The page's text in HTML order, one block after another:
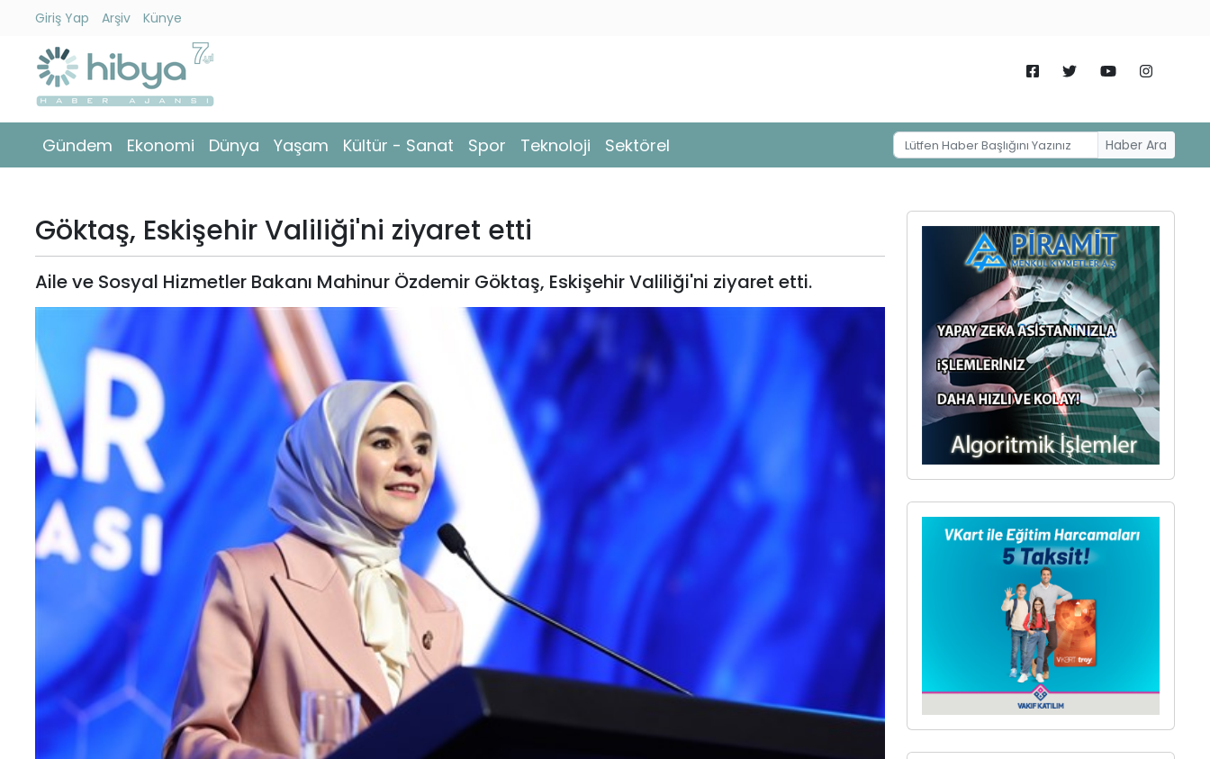
Giriş Yap Arşiv Künye
Gündem Ekonomi Dünya Yaşam Kültür - Sanat Spor Teknoloji Sektörel Haber Ara
Gündem
Ekonomi
Yaşam
Kültür
Sanat
Spor
Teknoloji
Sektörel
Arşiv
Göktaş, Eskişehir Valiliği'ni ziyaret etti
Aile ve Sosyal Hizmetler Bakanı Mahinur Özdemir Göktaş, Eskişehir Valiliği'ni ziyaret etti.